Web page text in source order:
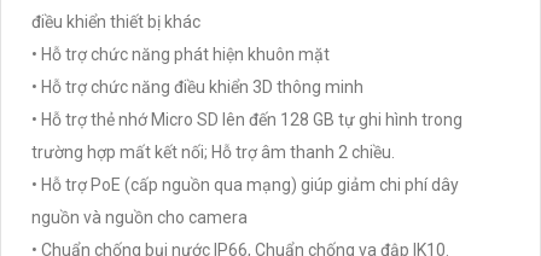
điều khiển thiết bị khác
• Hỗ trợ chức năng phát hiện khuôn mặt
• Hỗ trợ chức năng điều khiển 3D thông minh
• Hỗ trợ thẻ nhớ Micro SD lên đến 128 GB tự ghi hình trong
trường hợp mất kết nối; Hỗ trợ âm thanh 2 chiều.
• Hỗ trợ PoE (cấp nguồn qua mạng) giúp giảm chi phí dây
nguồn và nguồn cho camera
• Chuẩn chống bụi nước IP66, Chuẩn chống va đập IK10.